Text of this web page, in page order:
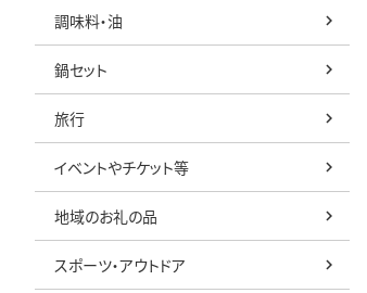
調味料・油
鍋セット
旅行
イベントやチケット等
地域のお礼の品
スポーツ・アウトドア